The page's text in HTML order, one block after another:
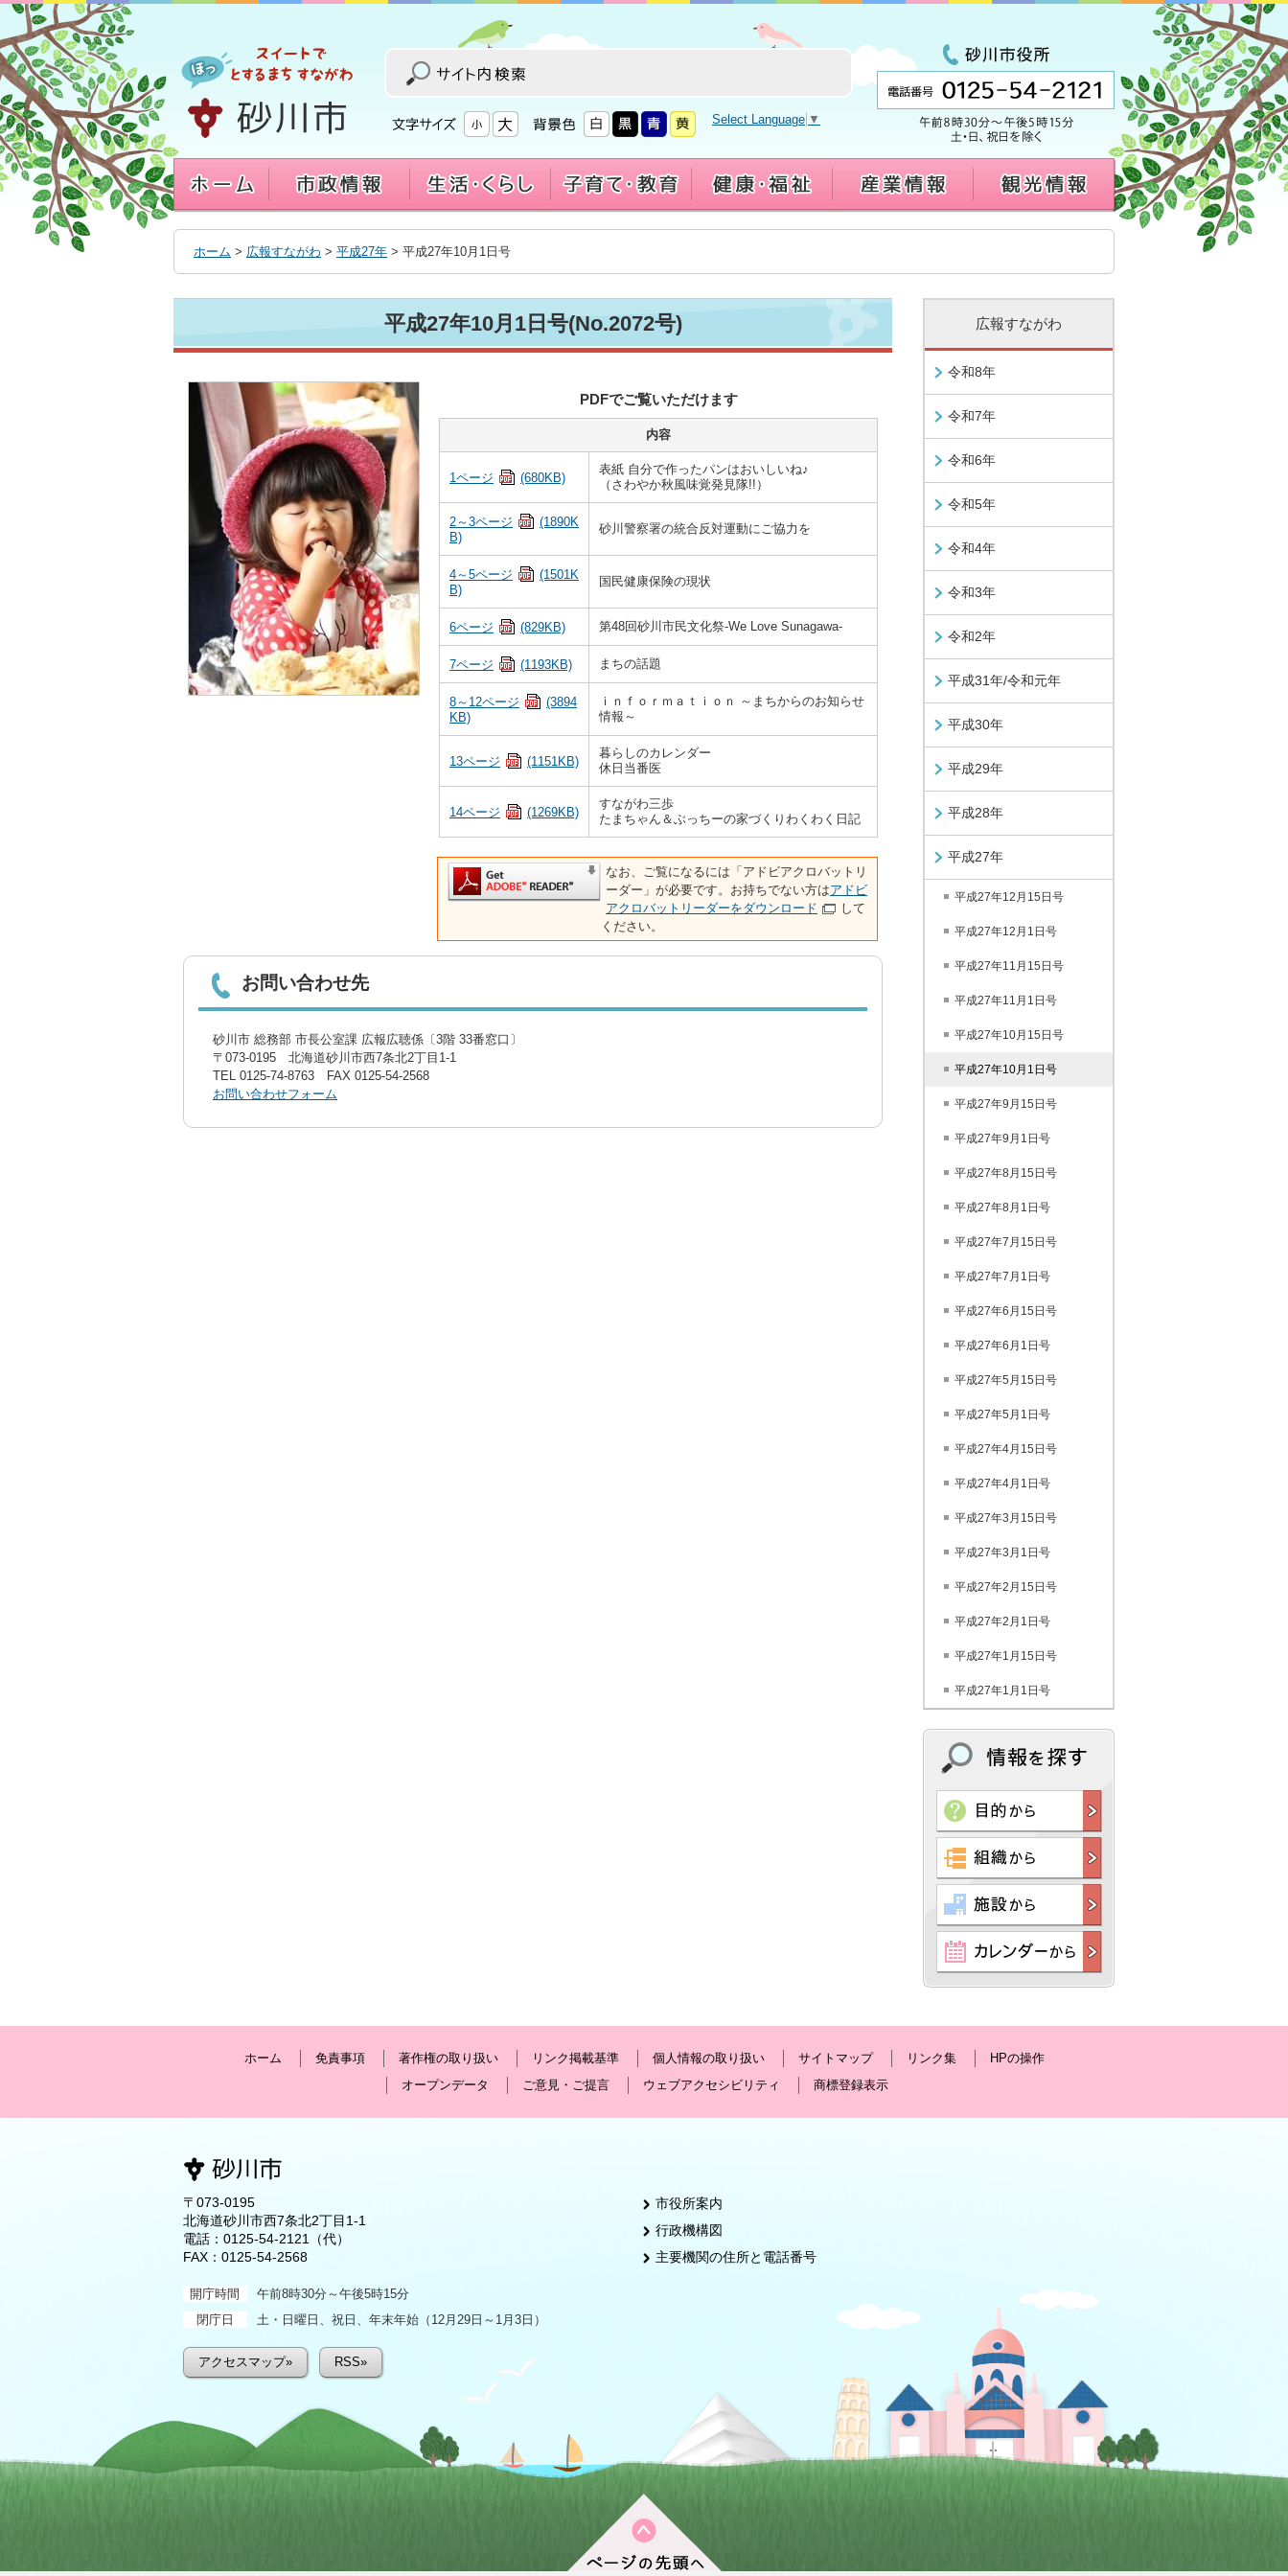
へ
移
動
す
る
Select Language ▼
ホーム > 広報すながわ > 平成27年 > 平成27年10月1日号
平成27年10月1日号(No.2072号)
PDFでご覧いただけます
内容
1ページ (680KB)
表紙 自分で作ったパンはおいしいね♪
（さわやか秋風味覚発見隊!!）
2～3ページ
(1890K
B)
砂川警察署の統合反対運動にご協力を
4～5ページ
(1501K
B)
国民健康保険の現状
6ページ (829KB) 第48回砂川市民文化祭‐We Love Sunagawa‐
7ページ (1193KB) まちの話題
8～12ページ
(3894
KB)
ｉｎｆｏｒｍａｔｉｏｎ ～まちからのお知らせ
情報～
13ページ (1151KB)
暮らしのカレンダー
休日当番医
14ページ (1269KB)
すながわ三歩
たまちゃん＆ぶっちーの家づくりわくわく日記
なお、ご覧になるには「アドビアクロバットリ
ーダー」が必要です。お持ちでない方はアドビ
アクロバットリーダーをダウンロード
して
ください。
お問い合わせ先
砂川市 総務部 市長公室課 広報広聴係〔3階 33番窓口〕
〒073-0195 北海道砂川市西7条北2丁目1-1
TEL 0125-74-8763 FAX 0125-54-2568
お問い合わせフォーム
広報すながわ
令和8年
令和7年
令和6年
令和5年
令和4年
令和3年
令和2年
平成31年/令和元年
平成30年
平成29年
平成28年
平成27年
平成27年12月15日号
平成27年12月1日号
平成27年11月15日号
平成27年11月1日号
平成27年10月15日号
平成27年10月1日号
平成27年9月15日号
平成27年9月1日号
平成27年8月15日号
平成27年8月1日号
平成27年7月15日号
平成27年7月1日号
平成27年6月15日号
平成27年6月1日号
平成27年5月15日号
平成27年5月1日号
平成27年4月15日号
平成27年4月1日号
平成27年3月15日号
平成27年3月1日号
平成27年2月15日号
平成27年2月1日号
平成27年1月15日号
平成27年1月1日号
ホーム 免責事項 著作権の取り扱い リンク掲載基準 個人情報の取り扱い サイトマップ リンク集
HPの操作
オープンデータ
ご意見・ご提言 ウェブアクセシビリティ 商標登録表示
〒073-0195
北海道砂川市西7条北2丁目1-1
電話： 0125-54-2121
（代）
FAX：0125-54-2568
開庁時間
午前8時30分～午後5時15分
閉庁日
土・日曜日、祝日、年末年始（12月29日～1月3日）
アクセスマップ» RSS»
市役所案内
行政機構図
主要機関の住所と電話番号